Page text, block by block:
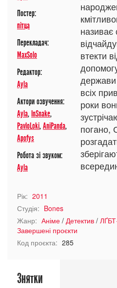
Постер:
пітца
Перекладач:
MaxSolo
Редактор:
Ayla
Актори озвучення:
Ayla, InSnake,
PavloLoki,AniPanda,
Apofys
Робота зі звуком:
Ayla
називає
втекти
держави
всіх
роки
погано,
Рік: 2011
Студія: Bones
Жанр: Аніме / Детектив /
Завершені проєкти
Код проєкта: 285
Знятки